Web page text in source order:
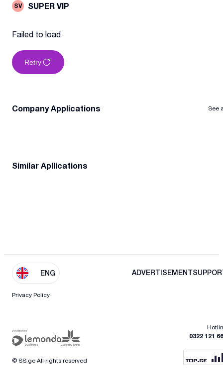
SV SUPER VIP
Failed to load
Retry
Company Applications See
Similar Apllications
ENG ADVERTISEMENT
Privacy Policy
0322 121
© SS.ge All rights reserved